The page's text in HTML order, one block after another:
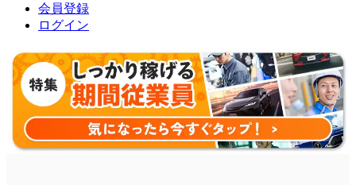
会員登録
ログイン